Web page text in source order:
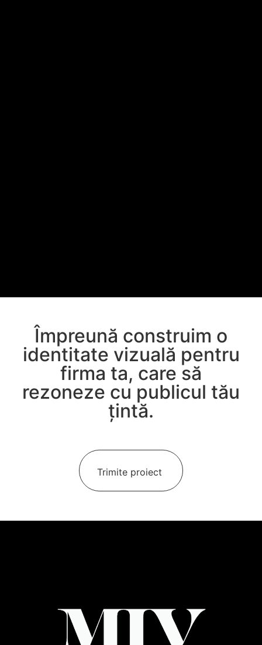
Împreună construim o
identitate vizuală pentru
firma ta, care să
rezoneze cu publicul tău
țintă.
Trimite proiect